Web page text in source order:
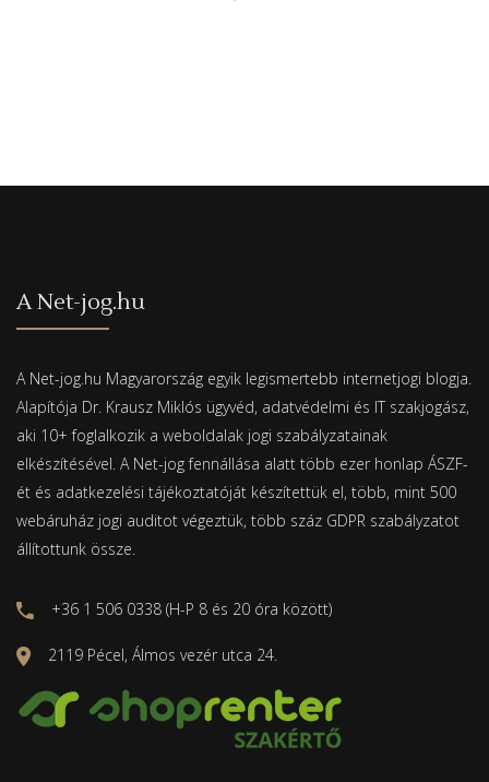
A Net-jog.hu
A Net-jog.hu Magyarország egyik legismertebb internetjogi blogja.
Alapítója Dr. Krausz Miklós ügyvéd, adatvédelmi és IT szakjogász,
aki 10+ foglalkozik a weboldalak jogi szabályzatainak
elkészítésével. A Net-jog fennállása alatt több ezer honlap ÁSZF-
ét és adatkezelési tájékoztatóját készítettük el, több, mint 500
webáruház jogi auditot végeztük, több száz GDPR szabályzatot
állítottunk össze.
+36 1 506 0338 (H-P 8 és 20 óra között)
2119 Pécel, Álmos vezér utca 24.